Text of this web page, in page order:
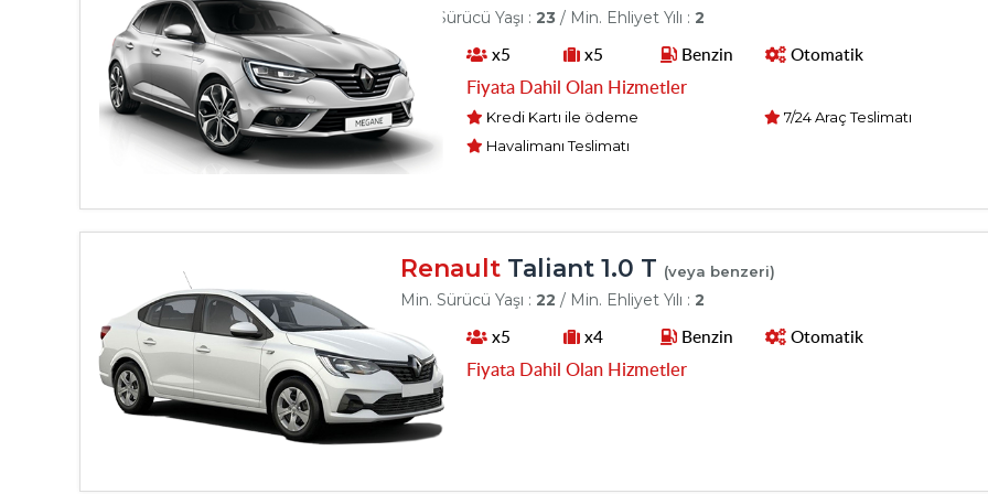
Min. Sürücü Yaşı : 23 / Min. Ehliyet Yılı : 2
x5 x5 Benzin Otomatik
Fiyata Dahil Olan Hizmetler
Kredi Kartı ile ödeme
7/24 Araç Teslimatı
Havalimanı Teslimatı
Renault Taliant 1.0 T (veya benzeri)
Min. Sürücü Yaşı : 22 / Min. Ehliyet Yılı : 2
x5 x4 Benzin Otomatik
Fiyata Dahil Olan Hizmetler